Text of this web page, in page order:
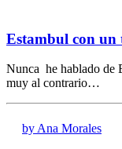
Estambul con
Nunca he hablado de
muy al contrario…
by Ana Morales